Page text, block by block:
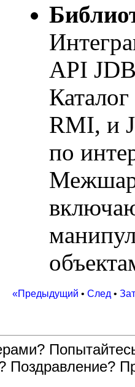
API
RMI, и
по
«Предыдущий • След •
Поздравление?